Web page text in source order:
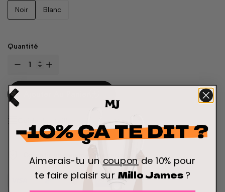
Noir Blanc
Quantité
Aimerais-tu un coupon de 10% pour
te faire plaisir sur Millo James?